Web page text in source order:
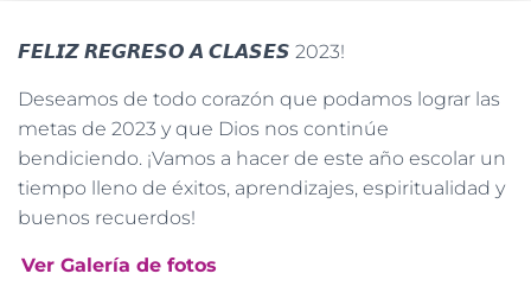
𝙁𝙀𝙇𝙄𝙕 𝙍𝙀𝙂𝙍𝙀𝙎𝙊 𝘼 𝘾𝙇𝘼𝙎𝙀𝙎 2023!
Deseamos de todo corazón que podamos lograr las
metas de 2023 y que Dios nos continúe
bendiciendo. ¡Vamos a hacer de este año escolar un
tiempo lleno de éxitos, aprendizajes, espiritualidad y
buenos recuerdos!
Ver Galería de fotos